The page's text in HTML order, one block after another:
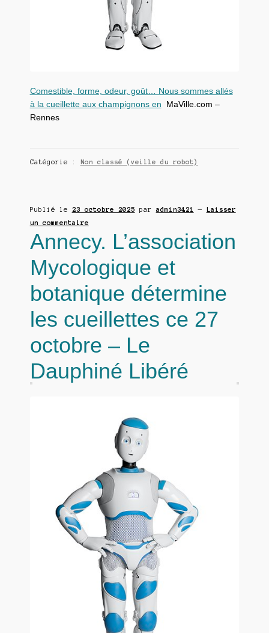
Comestible, forme, odeur, goût… Nous sommes allés
à la cueillette aux champignons en MaVille.com –
Rennes
Catégorie : Non classé (veille du robot)
Publié le 23 octobre 2025 paradmin3421 —
Laisser
un commentaire
Annecy. L’association
Mycologique et
botanique détermine
les cueillettes ce 27
octobre – Le
Dauphiné Libéré